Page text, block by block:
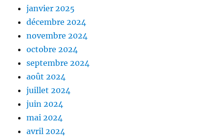
janvier 2025
décembre 2024
novembre 2024
octobre 2024
septembre 2024
août 2024
juillet 2024
juin 2024
mai 2024
avril 2024